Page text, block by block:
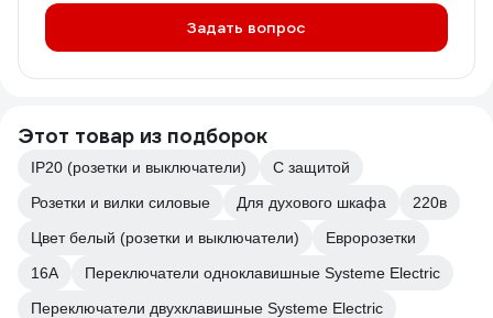
Задать вопрос
Этот товар из подборок
IP20 (розетки и выключатели)
С защитой
Розетки и вилки силовые
Для духового шкафа
220в
Цвет белый (розетки и выключатели)
Евророзетки
16А
Переключатели одноклавишные Systeme Electric
Переключатели двухклавишные Systeme Electric